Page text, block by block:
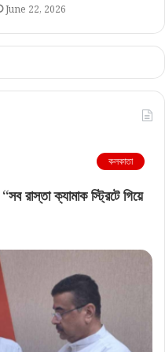
June 22, 2026
কলকাতা
রাস্তা ক্যামাক স্ট্রিটে গিয়ে